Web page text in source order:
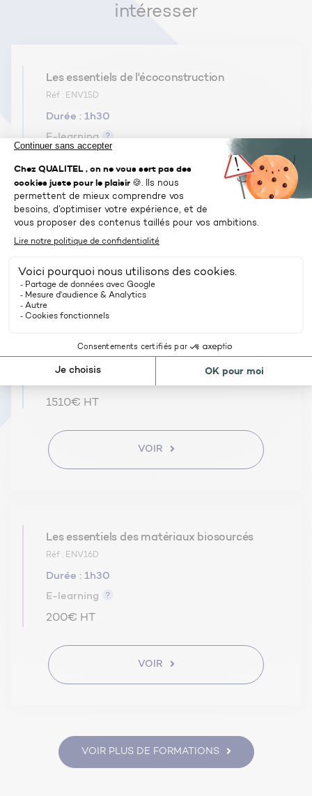
intéresser
Les essentiels de l'écoconstruction
Réf : ENV15D
Durée : 1h30
E-learning
VOIR
Les essentiels de la réglementation de la
construction
Durée : 2 jours soit 14 heures
Classe virtuelle /
1510€ HT
VOIR
Les essentiels des matériaux biosourcés
Réf : ENV16D
Durée : 1h30
E-learning
200€ HT
VOIR
VOIR PLUS DE FORMATIONS